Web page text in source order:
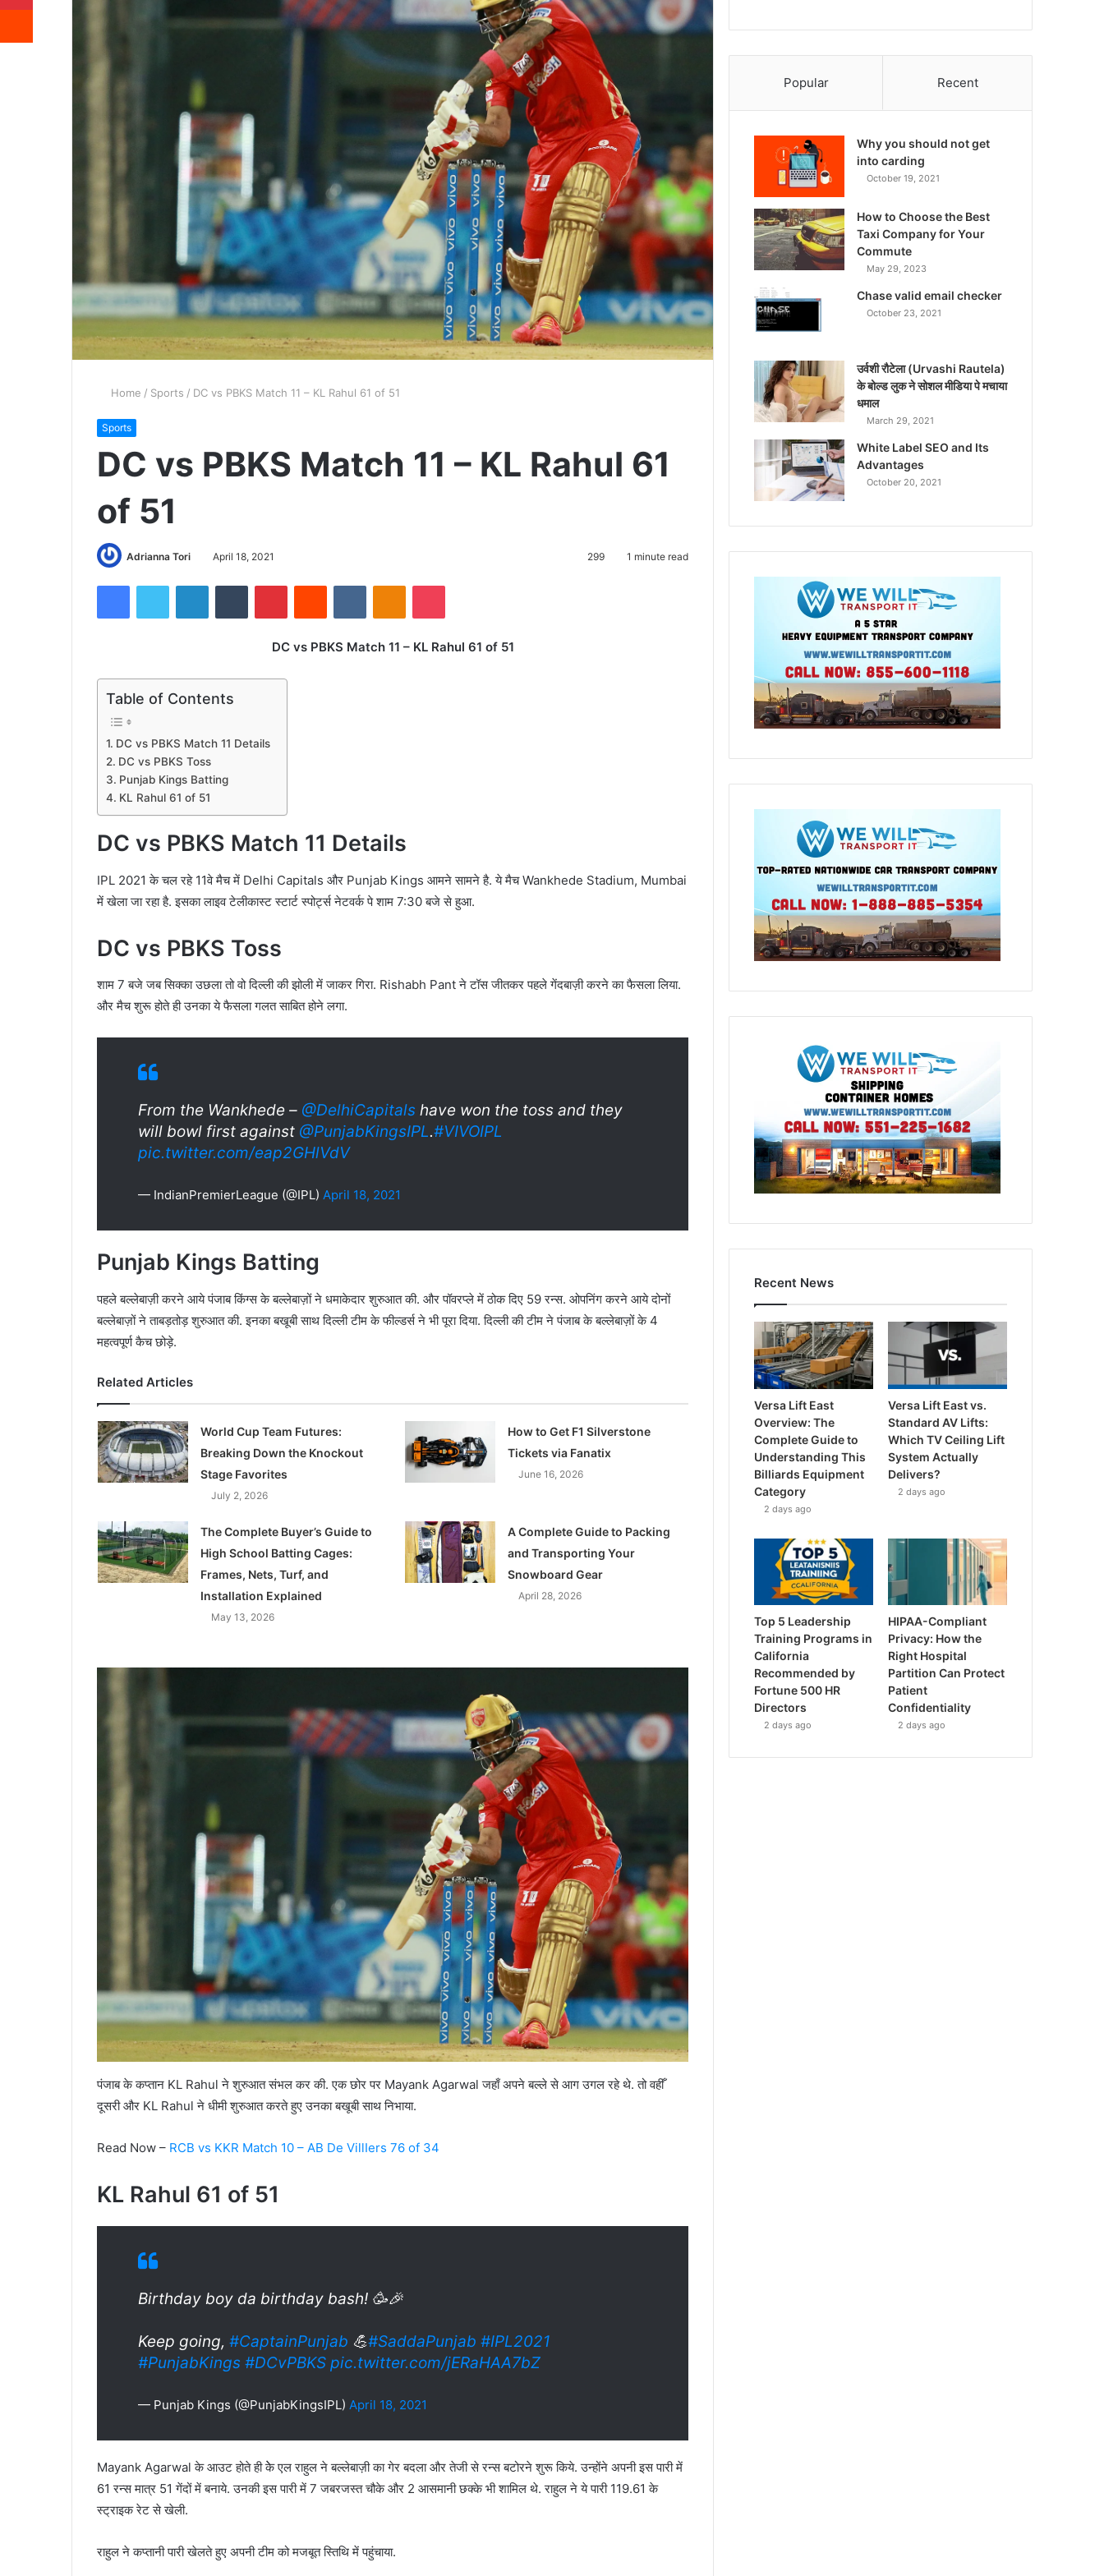
Home / Sports / DC vs PBKS Match 11 – KL Rahul 61 of 51
Sports
DC vs PBKS Match 11 – KL Rahul 61
of 51
Adrianna Tori April 18, 2021 299 1 minute read
FacebookTwitter LinkedInTumblr PinterestReddit VKontakteOdnoklassniki
Pocket
DC vs PBKS Match 11 – KL Rahul 61 of 51
Table of Contents
DC vs PBKS Match 11 Details
DC vs PBKS Toss
Punjab Kings Batting
KL Rahul 61 of 51
DC vs PBKS Match 11 Details
IPL 2021 के चल रहे 11वे मैच में Delhi Capitals और Punjab Kings आमने सामने है. ये मैच Wankhede Stadium, Mumbai
में खेला जा रहा है. इसका लाइव टेलीकास्ट स्टार्ट स्पोर्ट्स नेटवर्क पे शाम 7:30 बजे से हुआ.
DC vs PBKS Toss
शाम 7 बजे जब सिक्का उछला तो वो दिल्ली की झोली में जाकर गिरा. Rishabh Pant ने टॉस जीतकर पहले गेंदबाज़ी करने का फैसला लिया.
और मैच शुरू होते ही उनका ये फैसला गलत साबित होने लगा.
From the Wankhede – @DelhiCapitals have won the toss and they
will bowl first against @PunjabKingsIPL.#VIVOIPL
pic.twitter.com/eap2GHlVdV
— IndianPremierLeague (@IPL) April 18, 2021
Punjab Kings Batting
पहले बल्लेबाज़ी करने आये पंजाब किंग्स के बल्लेबाज़ों ने धमाकेदार शुरुआत की. और पॉवरप्ले में ठोक दिए 59 रन्स. ओपनिंग करने आये दोनों
बल्लेबाज़ों ने ताबड़तोड़ शुरुआत की. इनका बखूबी साथ दिल्ली टीम के फील्डर्स ने भी पूरा दिया. दिल्ली की टीम ने पंजाब के बल्लेबाज़ों के 4
महत्वपूर्ण कैच छोड़े.
Related Articles
World Cup Team Futures:
Breaking Down the Knockout
Stage Favorites
July 2, 2026
How to Get F1 Silverstone
Tickets via Fanatix
June 16, 2026
The Complete Buyer’s Guide to
High School Batting Cages:
Frames, Nets, Turf, and
Installation Explained
May 13, 2026
A Complete Guide to Packing
and Transporting Your
Snowboard Gear
April 28, 2026
पंजाब के कप्तान KL Rahul ने शुरुआत संभल कर की. एक छोर पर Mayank Agarwal जहाँ अपने बल्ले से आग उगल रहे थे. तो वहीँ
दूसरी और KL Rahul ने धीमी शुरुआत करते हुए उनका बखूबी साथ निभाया.
Read Now – RCB vs KKR Match 10 – AB De VillIers 76 of 34
KL Rahul 61 of 51
Birthday boy da birthday bash! 🥳🎉
Keep going, #CaptainPunjab 💪#SaddaPunjab #IPL2021
#PunjabKings #DCvPBKS pic.twitter.com/jERaHAA7bZ
— Punjab Kings (@PunjabKingsIPL) April 18, 2021
Mayank Agarwal के आउट होते ही केे एल राहुल ने बल्लेबाज़ी का गेर बदला और तेजी से रन्स बटोरने शुरू किये. उन्होंने अपनी इस पारी में
61 रन्स मात्र 51 गेंदों में बनाये. उनकी इस पारी में 7 जबरजस्त चौके और 2 आसमानी छक्के भी शामिल थे. राहुल ने ये पारी 119.61 के
स्ट्राइक रेट से खेली.
राहुल ने कप्तानी पारी खेलते हुए अपनी टीम को मजबूत स्तिथि में पहुंचाया.
Popular Recent
Why you should not get
into carding
October 19, 2021
How to Choose the Best
Taxi Company for Your
Commute
May 29, 2023
Chase valid email checker
October 23, 2021
उर्वशी रौटेला (Urvashi Rautela)
के बोल्ड लुक ने सोशल मीडिया पे मचाया
धमाल
March 29, 2021
White Label SEO and Its
Advantages
October 20, 2021
Recent News
Versa Lift East
Overview: The
Complete Guide to
Understanding This
Billiards Equipment
Category
2 days ago
Versa Lift East vs.
Standard AV Lifts:
Which TV Ceiling Lift
System Actually
Delivers?
2 days ago
Top 5 Leadership
Training Programs in
California
Recommended by
Fortune 500 HR
Directors
2 days ago
HIPAA-Compliant
Privacy: How the
Right Hospital
Partition Can Protect
Patient
Confidentiality
2 days ago
Reddit